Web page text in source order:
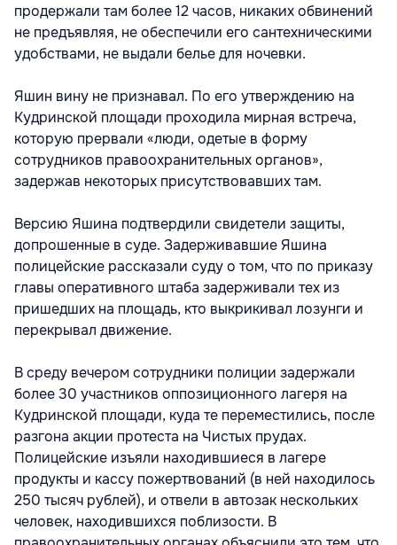
продержали там более 12 часов, никаких обвинений
не предъявляя, не обеспечили его сантехническими
удобствами, не выдали белье для ночевки.
Яшин вину не признавал. По его утверждению на
Кудринской площади проходила мирная встреча,
которую прервали «люди, одетые в форму
сотрудников правоохранительных органов»,
задержав некоторых присутствовавших там.
Версию Яшина подтвердили свидетели защиты,
допрошенные в суде. Задерживавшие Яшина
полицейские рассказали суду о том, что по приказу
главы оперативного штаба задерживали тех из
пришедших на площадь, кто выкрикивал лозунги и
перекрывал движение.
В среду вечером сотрудники полиции задержали
более 30 участников оппозиционного лагеря на
Кудринской площади, куда те переместились, после
разгона акции протеста на Чистых прудах.
Полицейские изъяли находившиеся в лагере
продукты и кассу пожертвований (в ней находилось
250 тысяч рублей), и отвели в автозак нескольких
человек, находившихся поблизости. В